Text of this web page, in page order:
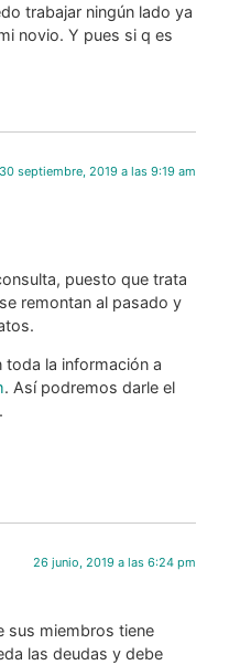
trabajar ningún lado ya
novio. Y pues si q es
30 septiembre, 2019 a las 9:19 am
puesto que trata
remontan al pasado y
toda la información a
. Así podremos darle el
26 junio, 2019 a las 6:24 pm
sus miembros tiene
las deudas y debe